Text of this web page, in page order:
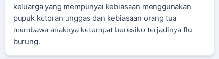
keluarga yang mempunyai kebiasaan menggunakan
pupuk kotoran unggas dan kebiasaan orang tua
membawa anaknya ketempat beresiko terjadinya flu
burung.